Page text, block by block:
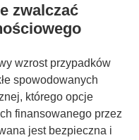
zwalczać
wzrost przypadków
spowodowanych
którego opcje
finansowanego przez
jest bezpieczna i